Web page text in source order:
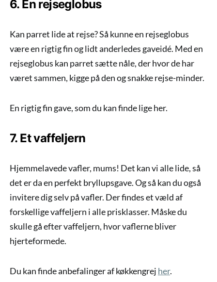
6. En rejseglobus
Kan parret lide at rejse? Så kunne en rejseglobus
være en rigtig fin og lidt anderledes gaveidé. Med en
rejseglobus kan parret sætte nåle, der hvor de har
været sammen, kigge på den og snakke rejse-minder.
En rigtig fin gave, som du kan finde lige her.
7. Et vaffeljern
Hjemmelavede vafler, mums! Det kan vi alle lide, så
det er da en perfekt bryllupsgave. Og så kan du også
invitere dig selv på vafler. Der findes et væld af
forskellige vaffeljern i alle prisklasser. Måske du
skulle gå efter vaffeljern, hvor vaflerne bliver
hjerteformede.
Du kan finde anbefalinger af køkkengrej her.